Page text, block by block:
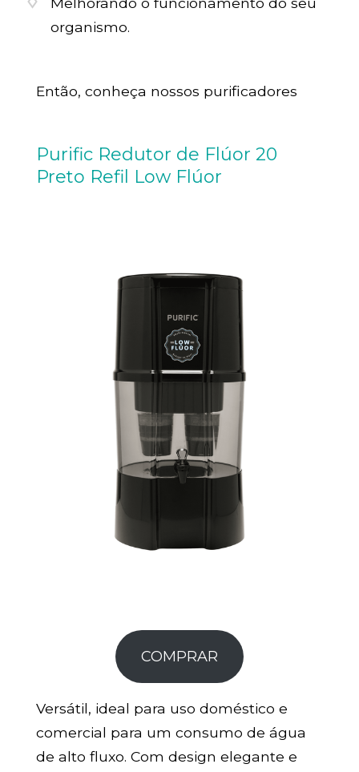
organismo.
Então, conheça nossos purificadores
Purific Redutor de Flúor 20
Preto Refil Low Flúor
COMPRAR
Versátil, ideal para uso doméstico e
comercial para um consumo de água
de alto fluxo. Com design elegante e